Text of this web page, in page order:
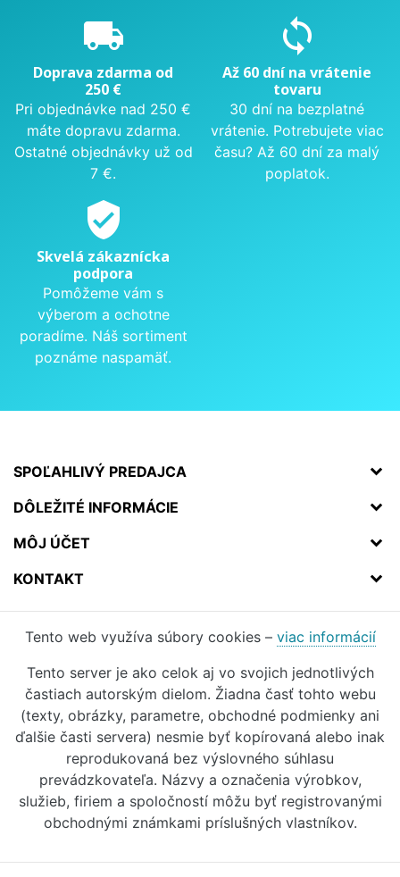
local_shipping
Doprava zdarma od
250 €
Pri objednávke nad 250 €
máte dopravu zdarma.
Ostatné objednávky už od
7 €.
sync
Až 60 dní na vrátenie
tovaru
30 dní na bezplatné
vrátenie. Potrebujete viac
času? Až 60 dní za malý
poplatok.
verified_user
Skvelá zákaznícka
podpora
Pomôžeme vám s
výberom a ochotne
poradíme. Náš sortiment
poznáme naspamäť.
SPOĽAHLIVÝ PREDAJCA
DÔLEŽITÉ INFORMÁCIE
MÔJ ÚČET
KONTAKT
Tento web využíva súbory cookies – viac informácií
Tento server je ako celok aj vo svojich jednotlivých
častiach autorským dielom. Žiadna časť tohto webu
(texty, obrázky, parametre, obchodné podmienky ani
ďalšie časti servera) nesmie byť kopírovaná alebo inak
reprodukovaná bez výslovného súhlasu
prevádzkovateľa. Názvy a označenia výrobkov,
služieb, firiem a spoločností môžu byť registrovanými
obchodnými známkami príslušných vlastníkov.